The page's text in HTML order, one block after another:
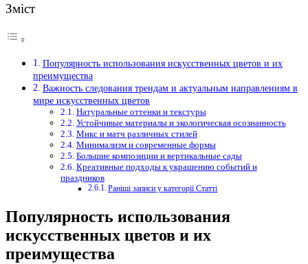
Зміст
Популярность использования искусственных цветов и их
преимущества
Важность следования трендам и актуальным направлениям в
мире искусственных цветов
Натуральные оттенки и текстуры
Устойчивые материалы и экологическая осознанность
Микс и матч различных стилей
Минимализм и современные формы
Большие композиции и вертикальные сады
Креативные подходы к украшению событий и
праздников
Раніші записи у категорії Статті
Популярность использования
искусственных цветов и их
преимущества